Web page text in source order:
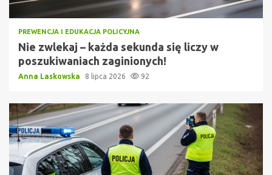
PREWENCJA I EDUKACJA POLICYJNA
Nie zwlekaj – każda sekunda się liczy w
poszukiwaniach zaginionych!
Anna Laskowska 8 lipca 2026 92